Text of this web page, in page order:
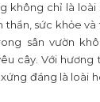
không chỉ là
sức khỏe và
sân vườn
cây. Với hương
đáng là loài